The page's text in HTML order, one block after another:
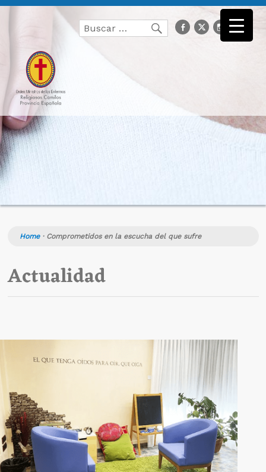
Buscar
por:
Buscarfacebook
Twitter
Home· Comprometidos en la escucha del que sufre
Actualidad